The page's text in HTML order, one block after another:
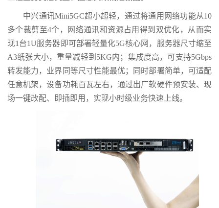
中兴通讯Mini5GC超小超轻，通过将通用网络功能从10
多个裁剪至4个，网络通讯和资源占用得到双优化，从而实
现1台1U服务器即可部署轻量化5G核心网，服务器尺寸缩至
A3纸张大小，重量减轻到5KG内；集成度高，可支持5Gbps
转发能力，业界同等尺寸性能最优；同时部署简单，可适配
任意机架，设备功耗百瓦左右，通过出厂软硬件预安装、现
场一键改配、即插即用，实现小时级业务快速上线。